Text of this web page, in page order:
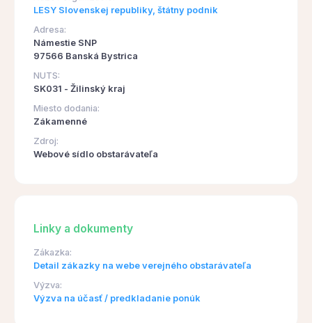
LESY Slovenskej republiky, štátny podnik
Adresa:
Námestie SNP
97566 Banská Bystrica
NUTS:
SK031 - Žilinský kraj
Miesto dodania:
Zákamenné
Zdroj:
Webové sídlo obstarávateľa
Linky a dokumenty
Zákazka:
Detail zákazky na webe verejného obstarávateľa
Výzva:
Výzva na účasť / predkladanie ponúk